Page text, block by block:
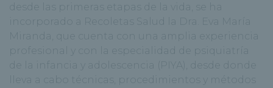
desde las primeras etapas de la vida, se ha
incorporado a Recoletas Salud la Dra. Eva María
Miranda, que cuenta con una amplia experiencia
profesional y con la especialidad de psiquiatría
de la infancia y adolescencia (PIYA), desde donde
lleva a cabo técnicas, procedimientos y métodos